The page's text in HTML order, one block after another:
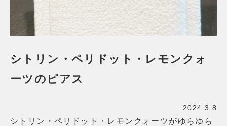
シトリン・ペリドット・レモンクォ
ーツのピアス
2024.3.8
シトリン・ペリドット・レモンクォーツがゆらゆら